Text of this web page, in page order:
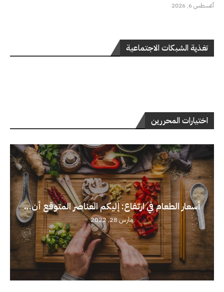
أغسطس 6, 2026
تغذية الشبكات الاجتماعية
اختيارات المحررين
أسعار الطعام في ارتفاع: إليكم العناصر المتوقع أن...
مارس 28, 2022